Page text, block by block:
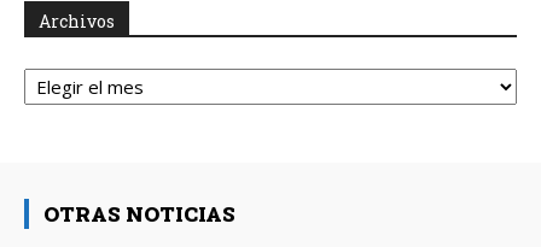
Archivos
Archivos
OTRAS NOTICIAS